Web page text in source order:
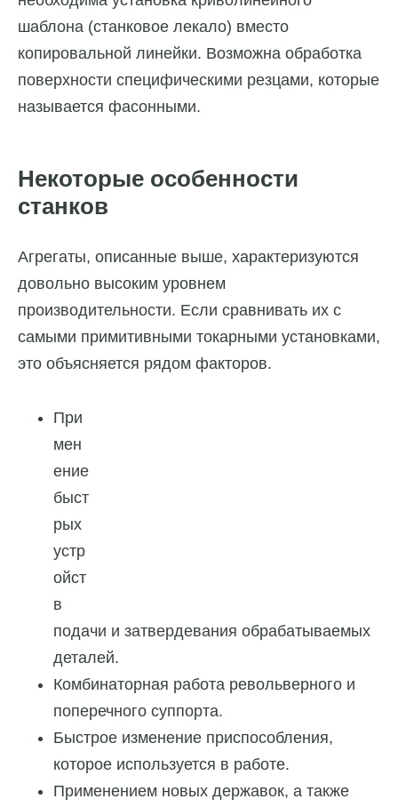
шаблона (станковое лекало) вместо
копировальной линейки. Возможна обработка
поверхности специфическими резцами, которые
называется фасонными.
Некоторые особенности
станков
Агрегаты, описанные выше, характеризуются
довольно высоким уровнем
производительности. Если сравнивать их с
самыми примитивными токарными установками,
это объясняется рядом факторов.
При
мен
ение
быст
рых
устр
ойст
в
подачи и затвердевания обрабатываемых
деталей.
Комбинаторная работа револьверного и
поперечного суппорта.
Быстрое изменение приспособления,
которое используется в работе.
Применением новых державок, а также